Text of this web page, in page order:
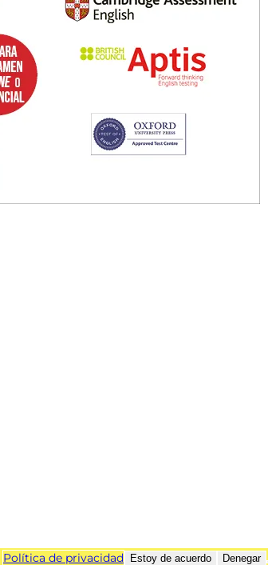
Política de privacidad Estoy de acuerdo Denegar